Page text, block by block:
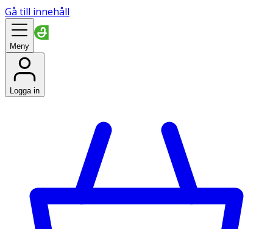
Gå till innehåll
Meny
Logga in